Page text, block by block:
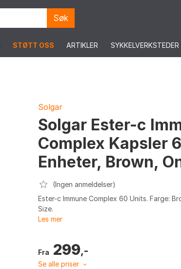
Søk
STØTT OSS ARTIKLER SYKKELVERKSTEDER
Solgar
Solgar Ester-c
Complex Kapsler
Enheter, Brown,
(Ingen anmeldelser)
Ester-c Immune Complex 60 Units. Farge:
Size.
Les mer
Fra 299,-
Se alle priser